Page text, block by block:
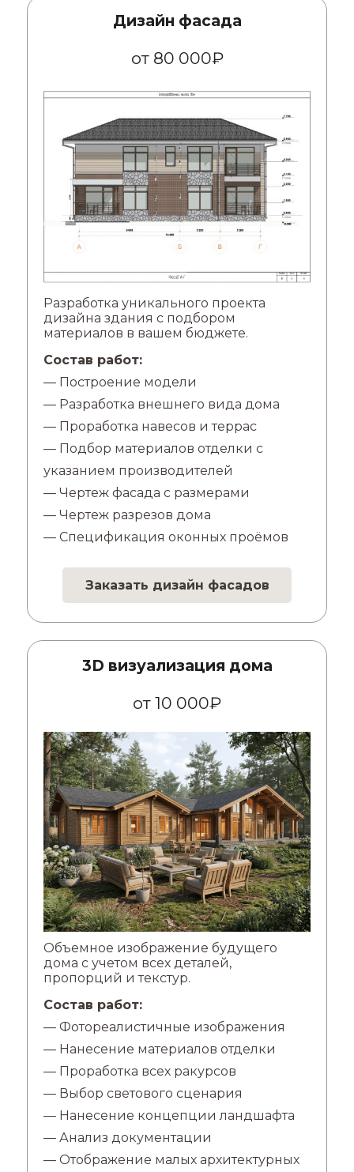
Дизайн фасада
от 80 000₽
Разработка уникального проекта
дизайна здания с подбором
материалов в вашем бюджете.
Состав работ:
— Построение модели
— Разработка внешнего вида дома
— Проработка навесов и террас
— Подбор материалов отделки с
указанием производителей
— Чертеж фасада с размерами
— Чертеж разрезов дома
— Спецификация оконных проёмов
Заказать дизайн фасадов
3D визуализация дома
от 10 000₽
Объемное изображение будущего
дома с учетом всех деталей,
пропорций и текстур.
Состав работ:
— Фотореалистичные изображения
— Нанесение материалов отделки
— Проработка всех ракурсов
— Выбор светового сценария
— Нанесение концепции ландшафта
— Анализ документации
— Отображение малых архитектурных